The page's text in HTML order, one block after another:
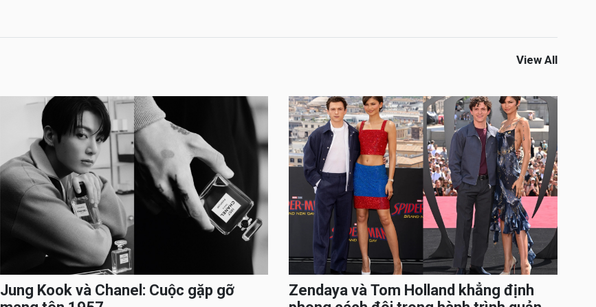
View All
Jung Kook và Chanel: Cuộc gặp gỡ
Zendaya và Tom Holland khẳng định